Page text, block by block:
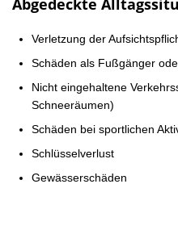
Verletzung der
Schäden als Fußgänger
Nicht eingehaltene
Schneeräumen)
Schäden bei sportlichen
Schlüsselverlust
Gewässerschäden